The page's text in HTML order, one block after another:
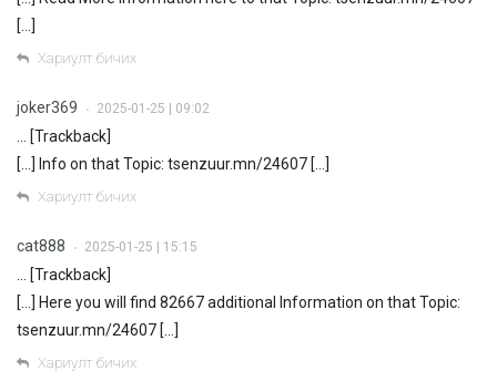
[…]
Хариулт бичих
joker369 • 2025-01-25 | 09:02
… [Trackback]
[…] Info on that Topic: tsenzuur.mn/24607 […]
Хариулт бичих
cat888 • 2025-01-25 | 15:15
… [Trackback]
[…] Here you will find 82667 additional Information on that Topic:
tsenzuur.mn/24607 […]
Хариулт бичих